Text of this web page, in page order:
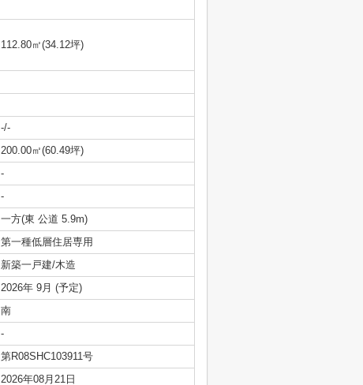
112.80㎡(34.12坪)
-/-
200.00㎡(60.49坪)
-
-
一方(東 公道 5.9m)
第一種低層住居専用
新築一戸建/木造
2026年 9月 (予定)
南
-
第R08SHC103911号
2026年08月21日